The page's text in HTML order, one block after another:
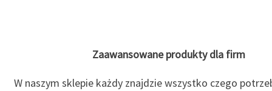
Zaawansowane produkty dla firm
W naszym sklepie każdy znajdzie wszystko czego